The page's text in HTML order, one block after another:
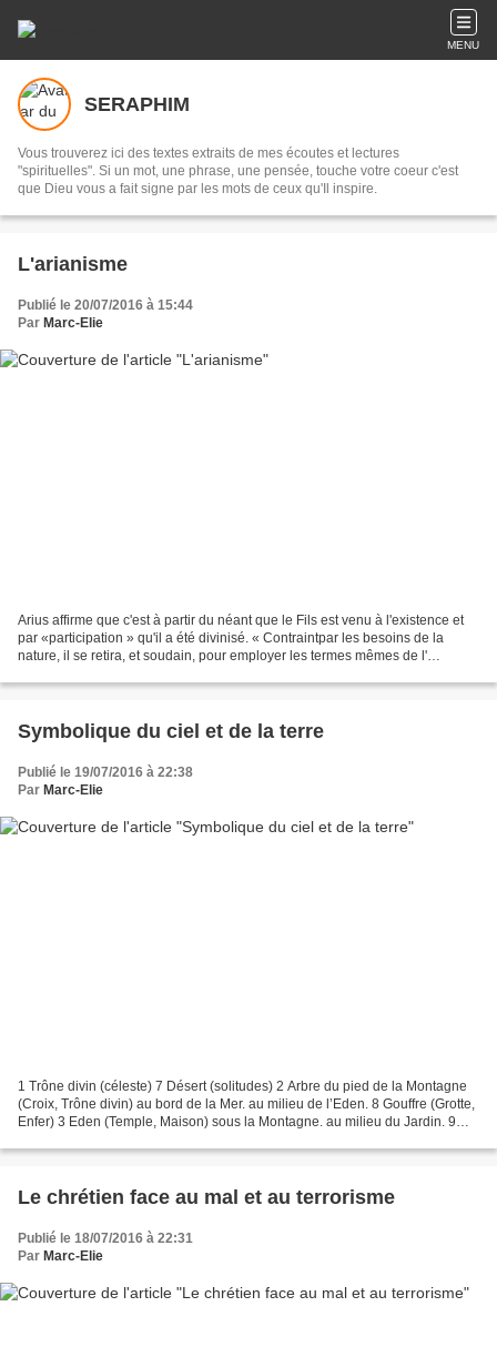
MENU
SERAPHIM
Vous trouverez ici des textes extraits de mes écoutes et lectures
"spirituelles". Si un mot, une phrase, une pensée, touche votre coeur c'est
que Dieu vous a fait signe par les mots de ceux qu'Il inspire.
L'arianisme
Publié le 20/07/2016 à 15:44
Par Marc-Elie
Arius affirme que c'est à partir du néant que le Fils est venu à l'existence et
par «participation » qu'il a été divinisé. « Contraintpar les besoins de la
nature, il se retira, et soudain, pour employer les termes mêmes de l'
Symbolique du ciel et de la terre
Publié le 19/07/2016 à 22:38
Par Marc-Elie
1 Trône divin (céleste) 7 Désert (solitudes) 2 Arbre du pied de la Montagne
(Croix, Trône divin) au bord de la Mer. au milieu de l’Eden. 8 Gouffre (Grotte,
Enfer) 3 Eden (Temple, Maison) sous la Montagne. au milieu du Jardin. 9
Le chrétien face au mal et au terrorisme
Publié le 18/07/2016 à 22:31
Par Marc-Elie